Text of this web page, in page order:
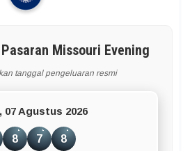
Missouri Evening
tanggal pengeluaran resmi
07 Agustus 2026
8 7 8